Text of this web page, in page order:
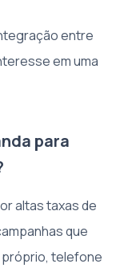
entre
em uma
para
altas taxas de
que
telefone